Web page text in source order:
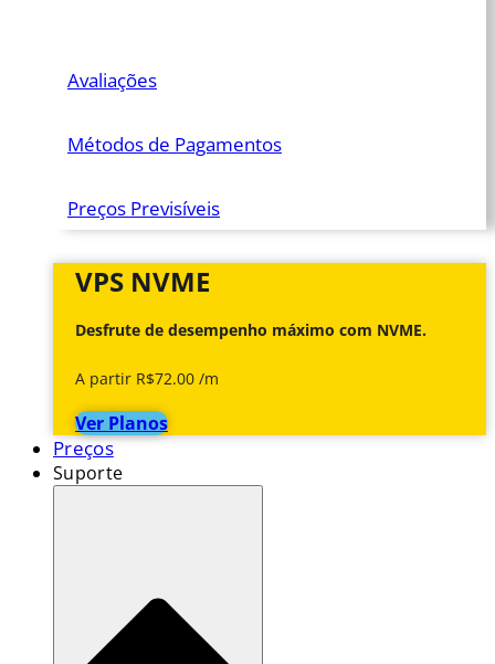
Avaliações
Métodos de Pagamentos
Preços Previsíveis
VPS NVME
Desfrute de desempenho máximo com NVME.
A partir R$72.00 /m
Ver Planos
Preços
Suporte